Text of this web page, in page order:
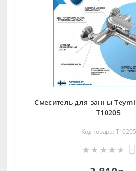
Смеситель для ванны
T10205
Код товара: T10205